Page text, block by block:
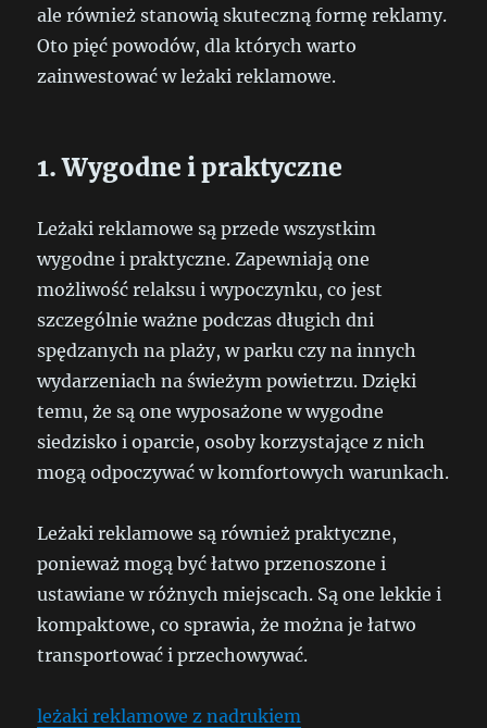
ale również stanowią skuteczną formę reklamy.
Oto pięć powodów, dla których warto
zainwestować w leżaki reklamowe.
1. Wygodne i praktyczne
Leżaki reklamowe są przede wszystkim
wygodne i praktyczne. Zapewniają one
możliwość relaksu i wypoczynku, co jest
szczególnie ważne podczas długich dni
spędzanych na plaży, w parku czy na innych
wydarzeniach na świeżym powietrzu. Dzięki
temu, że są one wyposażone w wygodne
siedzisko i oparcie, osoby korzystające z nich
mogą odpoczywać w komfortowych warunkach.
Leżaki reklamowe są również praktyczne,
ponieważ mogą być łatwo przenoszone i
ustawiane w różnych miejscach. Są one lekkie i
kompaktowe, co sprawia, że można je łatwo
transportować i przechowywać.
leżaki reklamowe z nadrukiem